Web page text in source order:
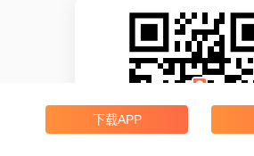
下载APP